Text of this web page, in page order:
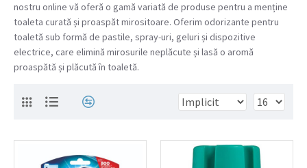
nostru online vă oferă o gamă variată de produse pentru a menține
toaleta curată și proaspăt mirositoare. Oferim odorizante pentru
toaletă sub formă de pastile, spray-uri, geluri și dispozitive
electrice, care elimină mirosurile neplăcute și lasă o aromă
proaspătă și plăcută în toaletă.